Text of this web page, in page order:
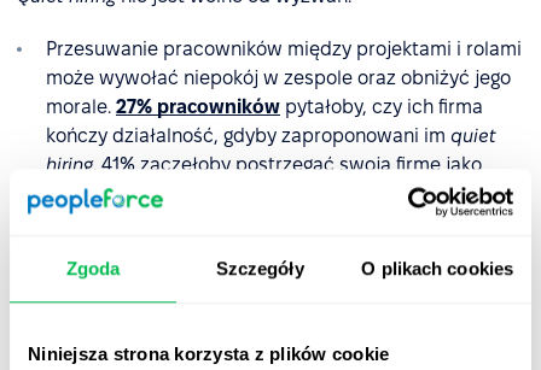
Zgoda Szczegóły O plikach cookies
Niniejsza strona korzysta z plików cookie
Przesuwanie pracowników między projektami i rolami
może wywołać niepokój w zespole oraz obniżyć jego
morale. 27% pracowników pytałoby, czy ich firma
kończy działalność, gdyby zaproponowani im quiet
hiring. 41% zaczęłoby postrzegać swoją firmę jako
zdezorganizowaną, z niejasną wizją.
zmuszeni do przejmowania nowych obowiązków bez
obowiązków – absolutnie nie wolno ich rzucać na